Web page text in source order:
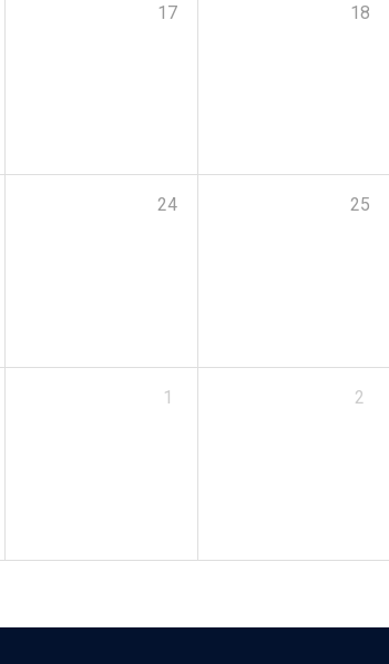
17 18
24 25
1 2